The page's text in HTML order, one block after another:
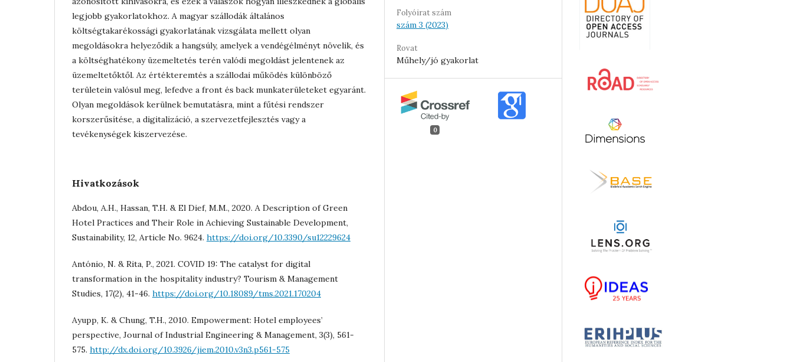
legjobb gyakorlatokhoz. A magyar szállodák általános
költségtakarékossági gyakorlatának vizsgálata mellett olyan
megoldásokra helyeződik a hangsúly, amelyek a vendégélményt növelik, és
a költséghatékony üzemeltetés terén valódi megoldást jelentenek az
üzemeltetőktől. Az értékteremtés a szállodai működés különböző
területein valósul meg, lefedve a front és back munkaterületeket egyaránt.
Olyan megoldások kerülnek bemutatásra, mint a fűtési rendszer
korszerűsítése, a digitalizáció, a szervezetfejlesztés vagy a
tevékenységek kiszervezése.
Hivatkozások
Abdou, A.H., Hassan, T.H. & El Dief, M.M., 2020. A Description of Green
Hotel Practices and Their Role in Achieving Sustainable Development,
Sustainability, 12, Article No. 9624. https://doi.org/10.3390/su12229624
António, N. & Rita, P., 2021. COVID 19: The catalyst for digital
transformation in the hospitality industry? Tourism & Management
Studies, 17(2), 41-46. https://doi.org/10.18089/tms.2021.170204
Ayupp, K. & Chung, T.H., 2010. Empowerment: Hotel employees’
perspective, Journal of Industrial Engineering & Management, 3(3), 561-
575. http://dx.doi.org/10.3926/jiem.2010.v3n3.p561-575
Folyóirat szám
szám 3 (2023)
Rovat
Műhely/jó gyakorlat
0